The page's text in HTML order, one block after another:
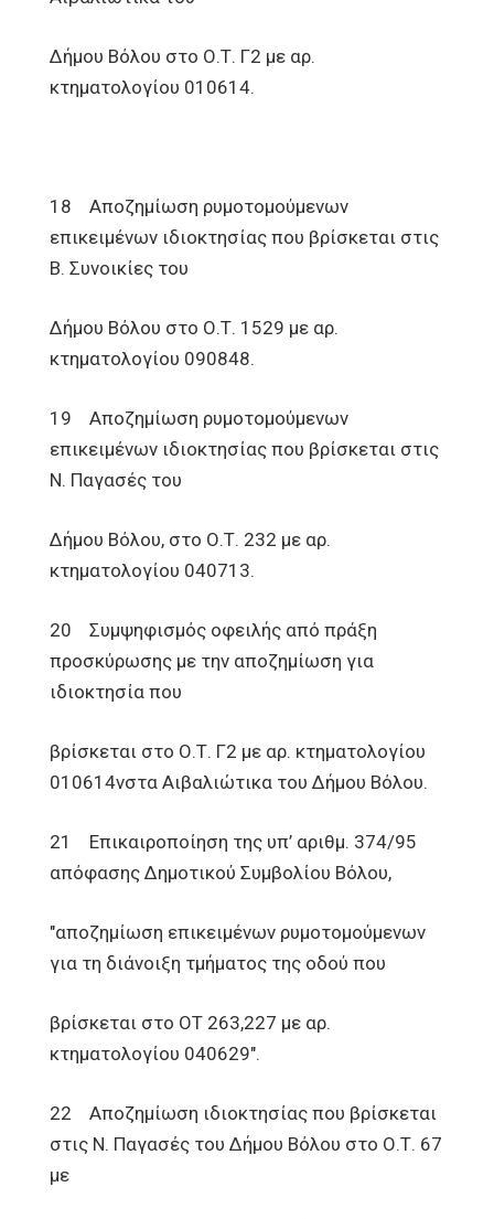
Δήμου Βόλου στο Ο.Τ. Γ2 με αρ.
κτηματολογίου 010614.
18 Αποζημίωση ρυμοτομούμενων
επικειμένων ιδιοκτησίας που βρίσκεται στις
Β. Συνοικίες του
Δήμου Βόλου στο Ο.Τ. 1529 με αρ.
κτηματολογίου 090848.
19 Αποζημίωση ρυμοτομούμενων
επικειμένων ιδιοκτησίας που βρίσκεται στις
Ν. Παγασές του
Δήμου Βόλου, στο Ο.Τ. 232 με αρ.
κτηματολογίου 040713.
20 Συμψηφισμός οφειλής από πράξη
προσκύρωσης με την αποζημίωση για
ιδιοκτησία που
βρίσκεται στο Ο.Τ. Γ2 με αρ. κτηματολογίου
010614νστα Αιβαλιώτικα του Δήμου Βόλου.
21 Επικαιροποίηση της υπ’ αριθμ. 374/95
απόφασης Δημοτικού Συμβολίου Βόλου,
"αποζημίωση επικειμένων ρυμοτομούμενων
για τη διάνοιξη τμήματος της οδού που
βρίσκεται στο ΟΤ 263,227 με αρ.
κτηματολογίου 040629".
22 Αποζημίωση ιδιοκτησίας που βρίσκεται
στις Ν. Παγασές του Δήμου Βόλου στο Ο.Τ. 67
με